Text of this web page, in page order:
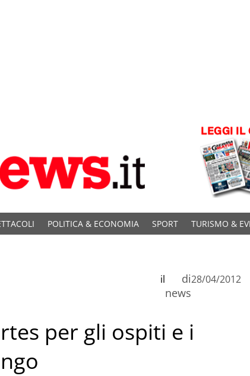
POLITICA & ECONOMIA SPORT TURISMO &
di
news
il 28/04/2012
per gli ospiti e i